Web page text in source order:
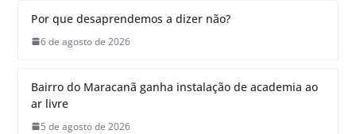
Por que desaprendemos a dizer não?
6 de agosto de 2026
Bairro do Maracanã ganha instalação de academia ao
ar livre
5 de agosto de 2026